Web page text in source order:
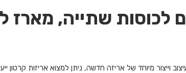
לכוסות שתייה, מארז
וייצור מיוחד של אריזה חדשה, ניתן למצוא אריזות קרטון